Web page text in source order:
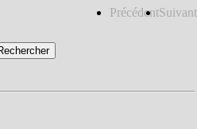
PrécédentSuivant